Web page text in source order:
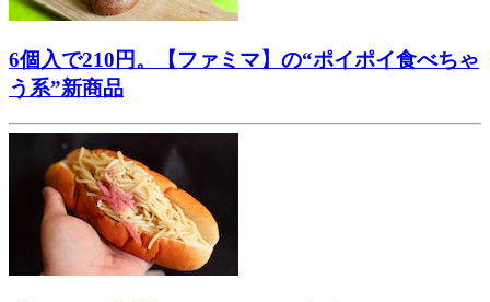
6個入で210円。【ファミマ】の“ポイポイ食べちゃ
う系”新商品